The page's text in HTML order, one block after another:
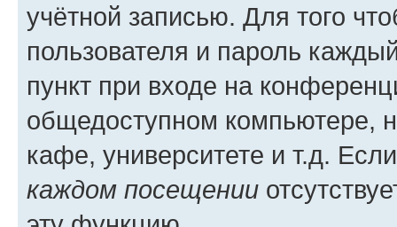
учётной записью. Для того
пользователя и пароль
пункт при входе на
общедоступном компьютере,
кафе, университете и т.д.
каждом посещении